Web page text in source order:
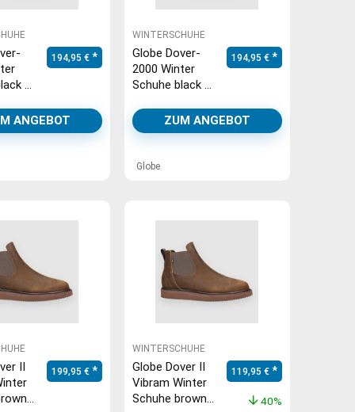
/
194,95 €
ANGEBOT
WINTERSCHUHE
Globe Dover-
2000 Winter
Schuhe black /
194,95 €
ZUM ANGEBOT
Globe
II
199,95 €
WINTERSCHUHE
Globe Dover II
Vibram Winter
Schuhe brown
Ursprünglicher Preis war:
119,95 € Aktueller Preis
40%